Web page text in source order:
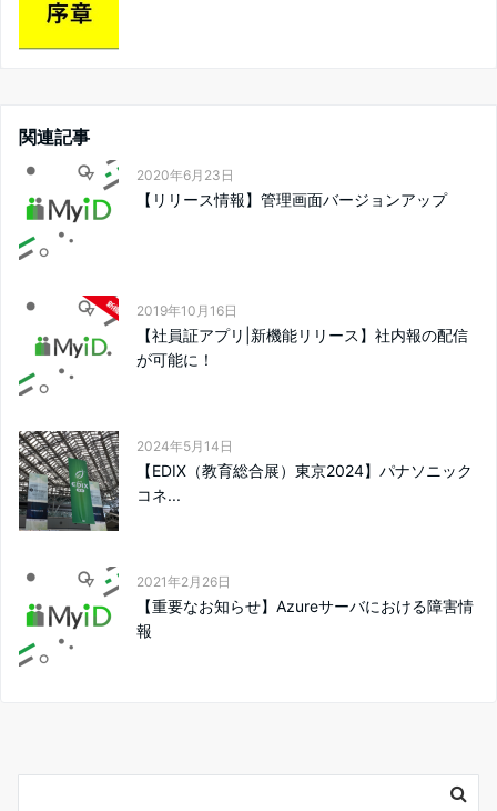
関連記事
2020年6月23日
【リリース情報】管理画面バージョンアップ
2019年10月16日
【社員証アプリ|新機能リリース】社内報の配信
が可能に！
2024年5月14日
【EDIX（教育総合展）東京2024】パナソニック
コネ...
2021年2月26日
【重要なお知らせ】Azureサーバにおける障害情
報